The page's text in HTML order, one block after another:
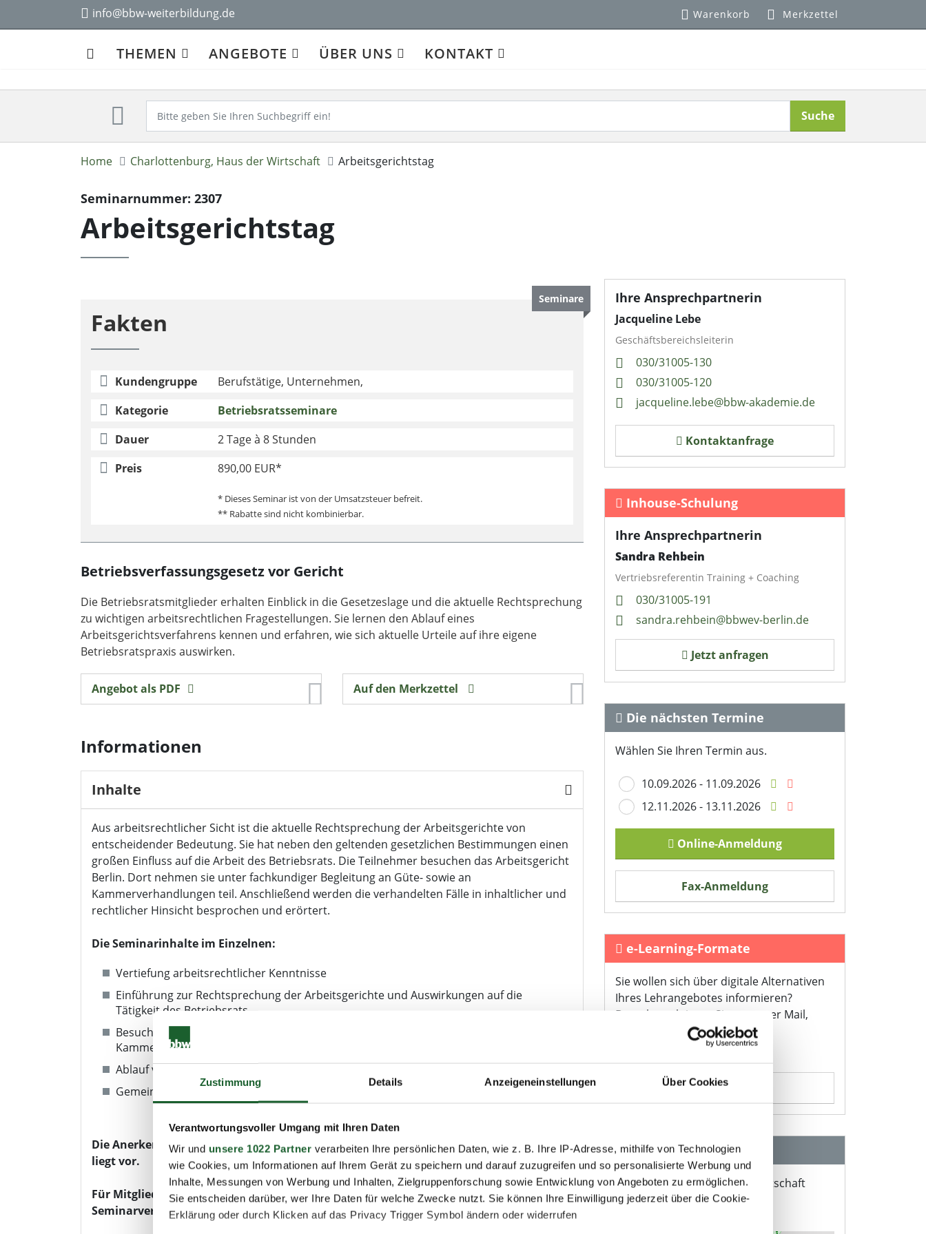
Zustimmung Details Anzeigeneinstellungen Über Cookies
Verantwortungsvoller Umgang mit Ihren Daten
Wir und unsere 1022 Partner verarbeiten Ihre persönlichen Daten, wie z. B. Ihre IP-Adresse, mithilfe von Technologien
wie Cookies, um Informationen auf Ihrem Gerät zu speichern und darauf zuzugreifen und so personalisierte Werbung und
Inhalte, Messungen von Werbung und Inhalten, Zielgruppenforschung sowie Entwicklung von Angeboten zu ermöglichen.
Sie entscheiden darüber, wer Ihre Daten für welche Zwecke nutzt. Sie können Ihre Einwilligung jederzeit über die Cookie-
Erklärung oder durch Klicken auf das Privacy Trigger Symbol ändern oder widerrufen
info@bbw-weiterbildung.de Warenkorb Merkzettel
THEMEN ANGEBOTE ÜBER UNS KONTAKT
Suche
Home Charlottenburg, Haus der Wirtschaft Arbeitsgerichtstag
Seminarnummer: 2307
Arbeitsgerichtstag
Fakten
Kundengruppe
Berufstätige, Unternehmen,
Kategorie
Betriebsratsseminare
Dauer
2 Tage à 8 Stunden
Preis
890,00 EUR*
* Dieses Seminar ist von der Umsatzsteuer befreit.
** Rabatte sind nicht kombinierbar.
Seminare
Betriebsverfassungsgesetz vor Gericht
Die Betriebsratsmitglieder erhalten Einblick in die Gesetzeslage und die aktuelle Rechtsprechung
zu wichtigen arbeitsrechtlichen Fragestellungen. Sie lernen den Ablauf eines
Arbeitsgerichtsverfahrens kennen und erfahren, wie sich aktuelle Urteile auf ihre eigene
Betriebsratspraxis auswirken.
Angebot als PDF Auf den Merkzettel
Informationen
Inhalte
Aus arbeitsrechtlicher Sicht ist die aktuelle Rechtsprechung der Arbeitsgerichte von
entscheidender Bedeutung. Sie hat neben den geltenden gesetzlichen Bestimmungen einen
großen Einfluss auf die Arbeit des Betriebsrats. Die Teilnehmer besuchen das Arbeitsgericht
Berlin. Dort nehmen sie unter fachkundiger Begleitung an Güte- sowie an
Kammerverhandlungen teil. Anschließend werden die verhandelten Fälle in inhaltlicher und
rechtlicher Hinsicht besprochen und erörtert.
Die Seminarinhalte im Einzelnen:
Vertiefung arbeitsrechtlicher Kenntnisse
Einführung zur Rechtsprechung der Arbeitsgerichte und Auswirkungen auf die
Tätigkeit des Betriebsrats
Besuch des Arbeitsgerichts Berlin und Teilnahme an Güte- und
Kammerverhandlungen unter fachkundiger Begleitung
Ablauf von Verhandlungen am Arbeitsgericht
Gemeinsame Auswertung und Besprechung
Die Anerkennung als Schulungsveranstaltung für Betriebsräte gem. § 37 Abs. 7 BetrVG
liegt vor.
Für Mitglieder der Verbände AKB, AWB, VME und WVEB ist die Teilnahme an dieser
Seminarveranstaltung kostenlos.
Ihre Ansprechpartnerin
Jacqueline Lebe
Geschäftsbereichsleiterin
030/31005-130
030/31005-120
jacqueline.lebe@bbw-akademie.de
Kontaktanfrage
Inhouse-Schulung
Ihre Ansprechpartnerin
Sandra Rehbein
Vertriebsreferentin Training + Coaching
030/31005-191
sandra.rehbein@bbwev-berlin.de
Jetzt anfragen
Die nächsten Termine
Wählen Sie Ihren Termin aus.
10.09.2026 - 11.09.2026
12.11.2026 - 13.11.2026
Online-Anmeldung
Fax-Anmeldung
e-Learning-Formate
Sie wollen sich über digitale Alternativen
Ihres Lehrangebotes informieren?
Dann kontaktieren Sie uns – per Mail,
telefonisch oder über das
Jetzt anfragen
Veranstaltungsort
Charlottenburg, Haus der Wirtschaft
Am Schillertheater 2